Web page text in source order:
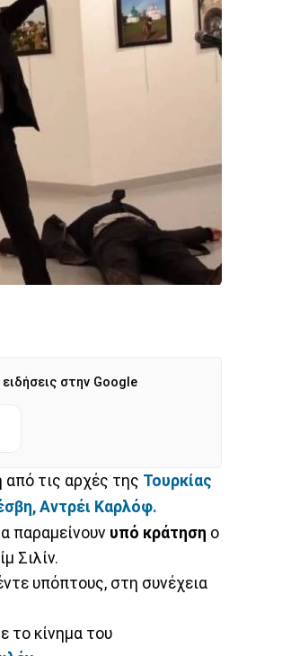
στην Google
από τις αρχές της Τουρκίας
Αντρέι Καρλόφ.
παραμείνουν υπό κράτηση ο
Σιλίν.
υπόπτους, στη συνέχεια
το κίνημα του